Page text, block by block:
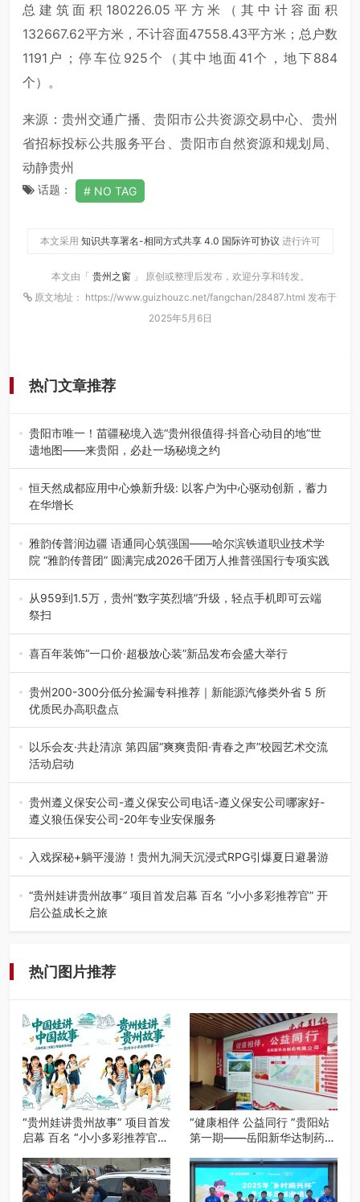
总建筑面积180226.05平方米（其中计容面积
132667.62平方米，不计容面47558.43平方米；总户数
1191户；停车位925个（其中地面41个，地下884
个）。
来源：贵州交通广播、贵阳市公共资源交易中心、贵州
省招标投标公共服务平台、贵阳市自然资源和规划局、
动静贵州
话题： NO TAG
本文采用 知识共享署名-相同方式共享 4.0 国际许可协议 进行许可
本文由「 贵州之窗 」 原创或整理后发布，欢迎分享和转发。
原文地址： https://www.guizhouzc.net/fangchan/28487.html 发布于
2025年5月6日
热门文章推荐
贵阳市唯一！苗疆秘境入选“贵州很值得·抖音心动目的地”世
遗地图——来贵阳，必赴一场秘境之约
2026年7月21日，2026年“贵州很值得”暨抖音“心动目的
地”（贵州站）主题…
恒天然成都应用中心焕新升级: 以客户为中心驱动创新，蓄力
在华增长
融合全球研发实力与本土洞察，深化客户共创，赋能西南市
场创新发展 （7月27日，成…
雅韵传普润边疆 语通同心筑强国——哈尔滨铁道职业技术学
院 “雅韵传普团” 圆满完成2026千团万人推普强国行专项实践
为扎实推进2026“千团万人推普强国行”大学生暑期社会实
践，牢牢紧扣 “雅韵传普…
从959到1.5万，贵州“数字英烈墙”升级，轻点手机即可云端
祭扫
八一建军节到来之际，由贵州省退役军人事务厅指导，贵阳
市退役军人事务局联合贵州广电…
喜百年装饰“一口价·超极放心装”新品发布会盛大举行
2026年7月31日，喜百年装饰“一口价·超极放心装”新品发布
会在贵阳隆重举行。…
贵州200-300分低分捡漏专科推荐｜新能源汽修类外省 5 所
优质民办高职盘点
在贵州省高考志愿填报体系中，200至300分数段考生可选择
的省内工科、新能源汽车…
以乐会友·共赴清凉 第四届“爽爽贵阳·青春之声”校园艺术交流
活动启动
七月的贵阳，清风送爽，第四届“爽爽贵阳·青春之声”校园管
弦乐（合唱）艺术交流活动…
贵州遵义保安公司-遵义保安公司电话-遵义保安公司哪家好-
遵义狼伍保安公司-20年专业安保服务
在遵义，不管是企业园区运营、小区物业管理、建筑工地施
工、商业商场经营，还是举办各…
入戏探秘+躺平漫游！贵州九洞天沉浸式RPG引爆夏日避暑游
入伏后的贵州，清凉依旧。而在毕节深处的九洞天景区，贵
州首个水上喀斯特沉浸式RPG…
“贵州娃讲贵州故事” 项目首发启幕 百名 “小小多彩推荐官” 开
启公益成长之旅
热门图片推荐
“贵州娃讲贵州故事” 项目首发
启幕 百名 “小小多彩推荐官”
“健康相伴 公益同行 ”贵阳站
第一期——岳阳新华达制药贵